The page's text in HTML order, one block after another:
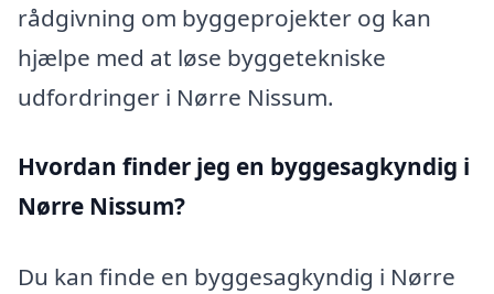
rådgivning om byggeprojekter og kan
hjælpe med at løse byggetekniske
udfordringer i Nørre Nissum.
Hvordan finder jeg en byggesagkyndig i
Nørre Nissum?
Du kan finde en byggesagkyndig i Nørre